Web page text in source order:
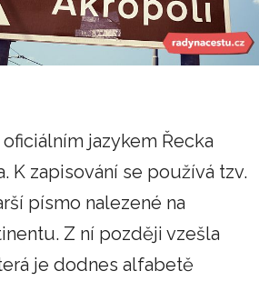
jazykem Řecka
K zapisování se používá tzv.
písmo nalezené na
Z ní později vzešla
je dodnes alfabetě